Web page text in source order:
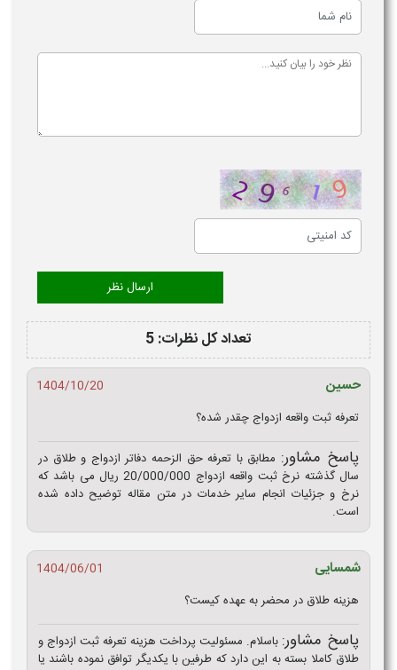
تعداد کل نظرات: 5
حسین
1404/10/20
تعرفه ثبت واقعه ازدواج چقدر شده؟
پاسخ مشاور: مطابق با تعرفه حق الزحمه دفاتر ازدواج و طلاق در
سال گذشته نرخ ثبت واقعه ازدواج 20/000/000 ریال می باشد که
نرخ و جزئیات انجام سایر خدمات در متن مقاله توضیح داده شده
است.
شمسایی
1404/06/01
هزینه طلاق در محضر به عهده کیست؟
پاسخ مشاور: باسلام. مسئولیت پرداخت هزینه تعرفه ثبت ازدواج و
طلاق کاملا بسته به این دارد که طرفین با یکدیگر توافق نموده باشند یا